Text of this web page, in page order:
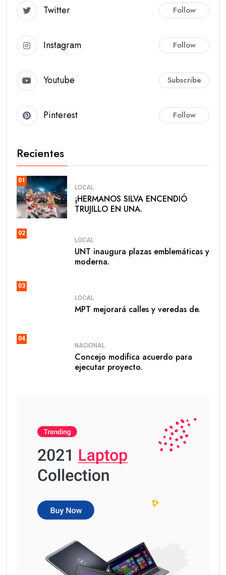
Twitter Follow
Instagram Follow
Youtube Subscribe
Pinterest Follow
Recientes
01
LOCAL
​¡HERMANOS SILVA ENCENDIÓ
TRUJILLO EN UNA.
02
LOCAL
UNT inaugura plazas emblemáticas y
moderna.
03
LOCAL
MPT mejorará calles y veredas de.
04
NACIONAL
Concejo modifica acuerdo para
ejecutar proyecto.